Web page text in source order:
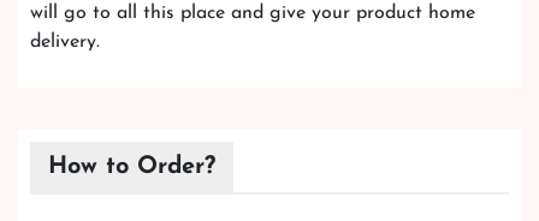
will go to all this place and give your product home
delivery.
How to Order?